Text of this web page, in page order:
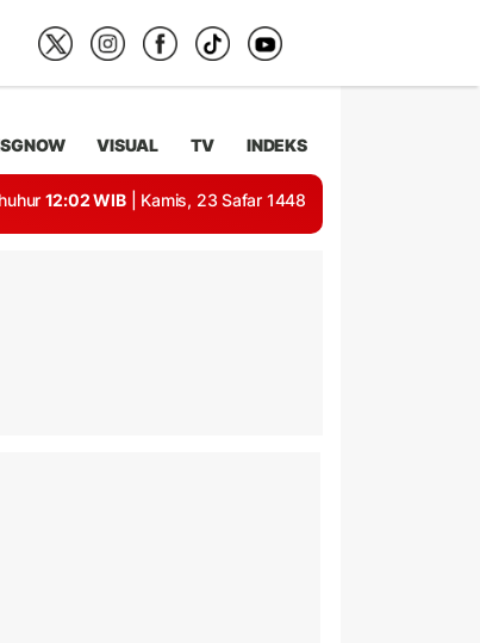
VISUAL TV INDEKS
12:02 WIB | Kamis, 23 Safar 1448